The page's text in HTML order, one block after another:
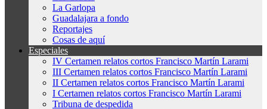
La Garlopa
Guadalajara a fondo
Reportajes
Cosas de aquí
Especiales
IV Certamen relatos cortos Francisco Martín Larami
III Certamen relatos cortos Francisco Martín Larami
II Certamen relatos cortos Francisco Martín Larami
I Certamen relatos cortos Francisco Martín Larami
Tribuna de despedida